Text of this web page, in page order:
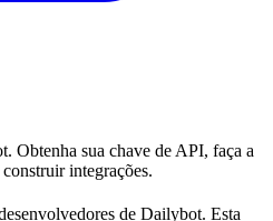
Obtenha sua chave de API, faça a
integrações.
de Dailybot. Esta